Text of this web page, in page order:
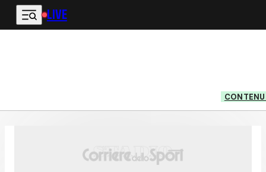
Vai al contenuto principale
LIVE